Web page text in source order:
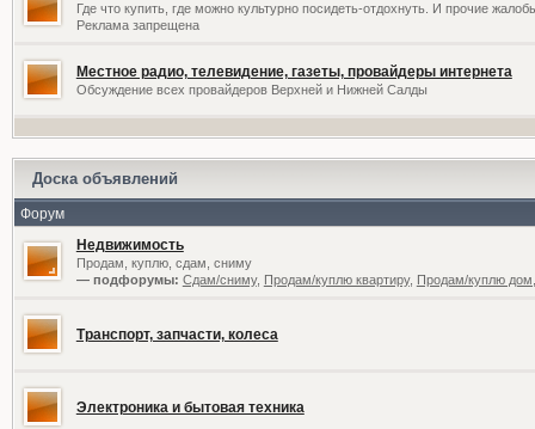
Где что купить, где можно культурно посидеть-отдохнуть. И прочие
Реклама запрещена
Местное радио, телевидение, газеты, провайдеры интернета
Обсуждение всех провайдеров Верхней и Нижней Салды
Доска объявлений
Форум
Недвижимость
Продам, куплю, сдам, сниму
— подфорумы: Сдам/сниму, Продам/куплю квартиру, Продам/куплю
Транспорт, запчасти, колеса
Электроника и бытовая техника